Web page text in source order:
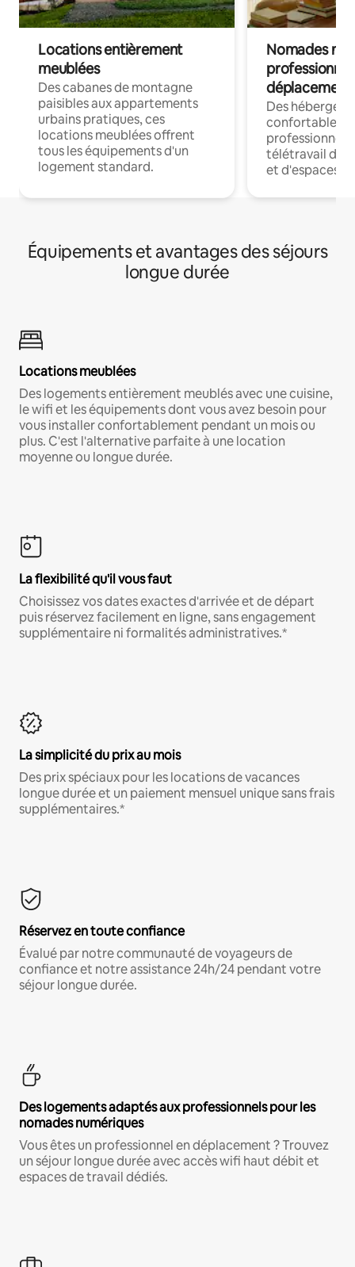
Locations entièrement
meublées
Des cabanes de montagne
paisibles aux appartements
urbains pratiques, ces
locations meublées offrent
tous les équipements d'un
logement standard.
Nomades
déplacement
Des
confortables
professionnels
télétravail
et d'espaces
Équipements et avantages des séjours
longue durée
Locations meublées
Des logements entièrement meublés avec une cuisine,
le wifi et les équipements dont vous avez besoin pour
vous installer confortablement pendant un mois ou
plus. C'est l'alternative parfaite à une location
moyenne ou longue durée.
La flexibilité qu'il vous faut
Choisissez vos dates exactes d'arrivée et de départ
puis réservez facilement en ligne, sans engagement
supplémentaire ni formalités administratives.*
La simplicité du prix au mois
Des prix spéciaux pour les locations de vacances
longue durée et un paiement mensuel unique sans frais
supplémentaires.*
Réservez en toute confiance
Évalué par notre communauté de voyageurs de
confiance et notre assistance 24h/24 pendant votre
séjour longue durée.
Des logements adaptés aux professionnels pour les
nomades numériques
Vous êtes un professionnel en déplacement ? Trouvez
un séjour longue durée avec accès wifi haut débit et
espaces de travail dédiés.